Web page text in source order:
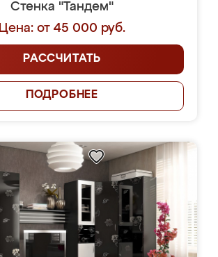
Стенка "Тандем"
Цена: от 45 000 руб.
РАССЧИТАТЬ
ПОДРОБНЕЕ